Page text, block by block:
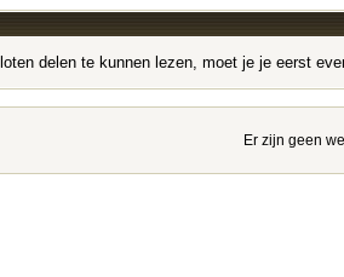
delen te kunnen lezen, moet je je eerst
Er zijn geen